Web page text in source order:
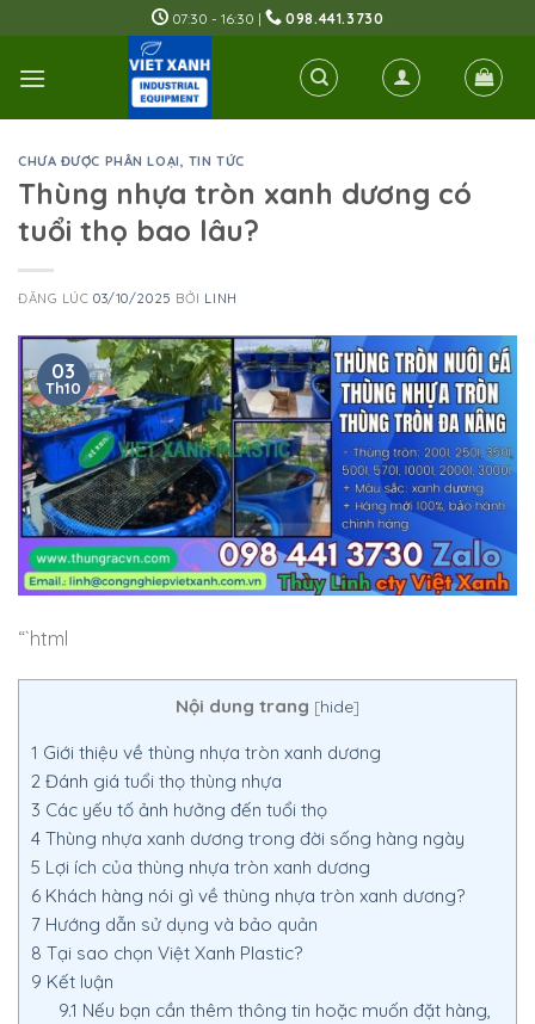
to
content
07:30 - 16:30 | 098.441.3730
CHƯA ĐƯỢC PHÂN LOẠI, TIN TỨC
Thùng nhựa tròn xanh dương có
tuổi thọ bao lâu?
ĐĂNG LÚC03/10/2025 BỞI LINH
03
Th10
“`html
Nội dung trang [hide]
1 Giới thiệu về thùng nhựa tròn xanh dương
2 Đánh giá tuổi thọ thùng nhựa
3 Các yếu tố ảnh hưởng đến tuổi thọ
4 Thùng nhựa xanh dương trong đời sống hàng ngày
5 Lợi ích của thùng nhựa tròn xanh dương
6 Khách hàng nói gì về thùng nhựa tròn xanh dương?
7 Hướng dẫn sử dụng và bảo quản
8 Tại sao chọn Việt Xanh Plastic?
9 Kết luận
9.1 Nếu bạn cần thêm thông tin hoặc muốn đặt hàng,